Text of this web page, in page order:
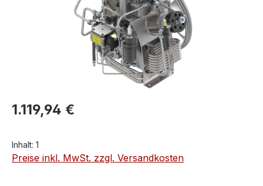
1.119,94 €
Inhalt: 1
Preise inkl. MwSt. zzgl. Versandkosten